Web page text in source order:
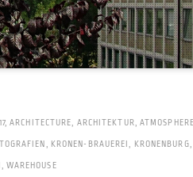
,ARCHITECTURE, ARCHITEKTUR,
, KRONEN-BRAUEREI, KRONENBURG,
, WAREHOUSE